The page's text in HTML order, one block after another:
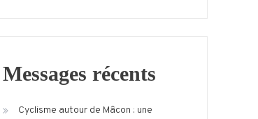
Messages récents
Cyclisme autour de Mâcon : une